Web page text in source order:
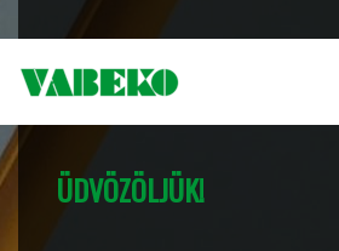
ÜDVÖZÖLJÜK!